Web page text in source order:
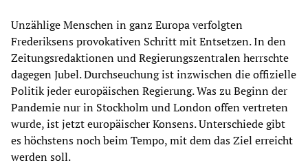
Unzählige Menschen in ganz Europa verfolgten
Frederiksens provokativen Schritt mit Entsetzen. In den
Zeitungsredaktionen und Regierungszentralen herrschte
dagegen Jubel. Durchseuchung ist inzwischen die offizielle
Politik jeder europäischen Regierung. Was zu Beginn der
Pandemie nur in Stockholm und London offen vertreten
wurde, ist jetzt europäischer Konsens. Unterschiede gibt
es höchstens noch beim Tempo, mit dem das Ziel erreicht
werden soll.